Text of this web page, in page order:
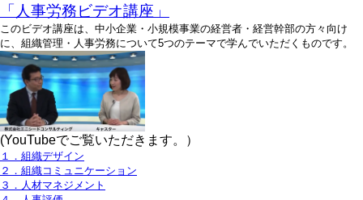
「人事労務ビデオ講座」
このビデオ講座は、中小企業・小規模事業の経営者・経営幹部の方々向け
に、組織管理・人事労務について5つのテーマで学んでいただくものです。
(YouTubeでご覧いただきます。）
１．組織デザイン
２．組織コミュニケーション
３．人材マネジメント